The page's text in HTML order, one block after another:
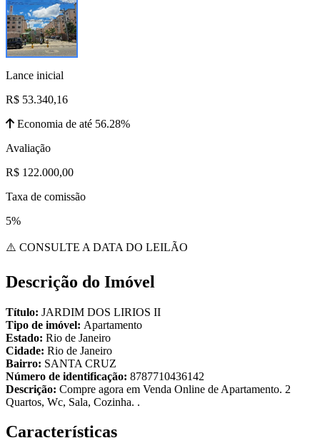
Lance inicial
R$ 53.340,16
Economia de até 56.28%
Avaliação
R$ 122.000,00
Taxa de comissão
5%
⚠️ CONSULTE A DATA DO LEILÃO
Descrição do Imóvel
Título: JARDIM DOS LIRIOS II
Tipo de imóvel: Apartamento
Estado: Rio de Janeiro
Cidade: Rio de Janeiro
Bairro: SANTA CRUZ
Número de identificação: 8787710436142
Descrição: Compre agora em Venda Online de Apartamento. 2
Quartos, Wc, Sala, Cozinha. .
Características